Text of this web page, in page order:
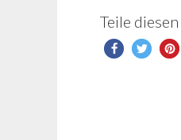
Teile